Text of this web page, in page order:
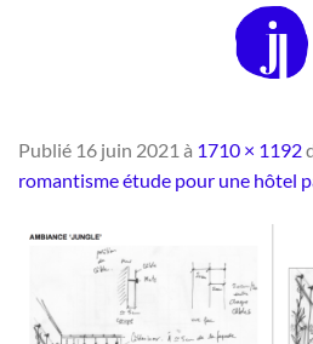
Publié 16 juin 2021 à 1710 × 1192
romantisme étude pour une hôtel